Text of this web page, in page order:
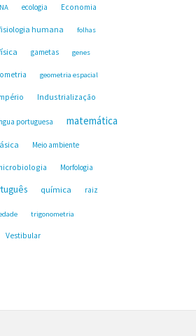
ecologia Economia
humana folhas
gametas genes
geometria espacial
Industrialização
portuguesa matemática
Meio ambiente
Morfologia
química raiz
trigonometria
Vestibular